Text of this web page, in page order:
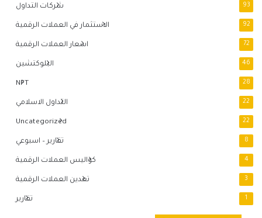
شركات التداول 93
الاستثمار في العملات الرقمية 92
اسعار العملات الرقمية 72
البلوكتشين 46
NFT 28
التداول الاسلامي 22
Uncategorized 22
تقارير – اسبوعي 8
كواليس العملات الرقمية 4
تعدين العملات الرقمية 3
تقارير 1